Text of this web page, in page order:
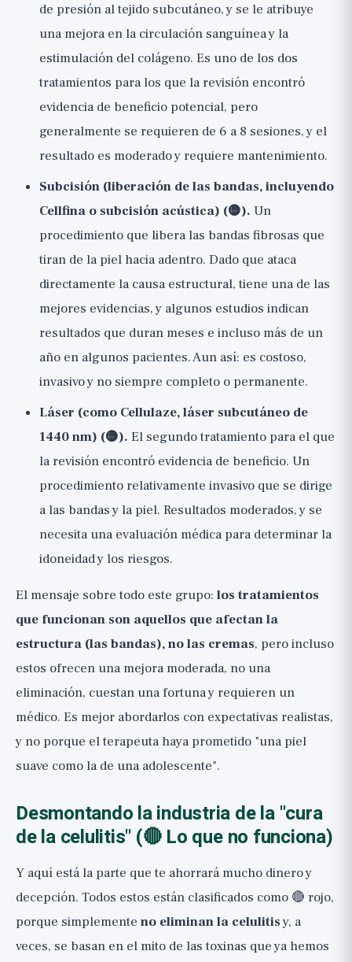
de presión al tejido subcutáneo, y se le atribuye
una mejora en la circulación sanguínea y la
estimulación del colágeno. Es uno de los dos
tratamientos para los que la revisión encontró
evidencia de beneficio potencial, pero
generalmente se requieren de 6 a 8 sesiones, y el
resultado es moderado y requiere mantenimiento.
Subcisión (liberación de las bandas, incluyendo
Cellfina o subcisión acústica) (🟡). Un
procedimiento que libera las bandas fibrosas que
tiran de la piel hacia adentro. Dado que ataca
directamente la causa estructural, tiene una de las
mejores evidencias, y algunos estudios indican
resultados que duran meses e incluso más de un
año en algunos pacientes. Aun así: es costoso,
invasivo y no siempre completo o permanente.
Láser (como Cellulaze, láser subcutáneo de
1440 nm) (🟡). El segundo tratamiento para el que
la revisión encontró evidencia de beneficio. Un
procedimiento relativamente invasivo que se dirige
a las bandas y la piel. Resultados moderados, y se
necesita una evaluación médica para determinar la
idoneidad y los riesgos.
El mensaje sobre todo este grupo: los tratamientos
que funcionan son aquellos que afectan la
estructura (las bandas), no las cremas, pero incluso
estos ofrecen una mejora moderada, no una
eliminación, cuestan una fortuna y requieren un
médico. Es mejor abordarlos con expectativas realistas,
y no porque el terapeuta haya prometido "una piel
suave como la de una adolescente".
Desmontando la industria de la "cura
de la celulitis" (🔴 Lo que no funciona)
Y aquí está la parte que te ahorrará mucho dinero y
decepción. Todos estos están clasificados como 🔴 rojo,
porque simplemente no eliminan la celulitisy, a
veces, se basan en el mito de las toxinas que ya hemos